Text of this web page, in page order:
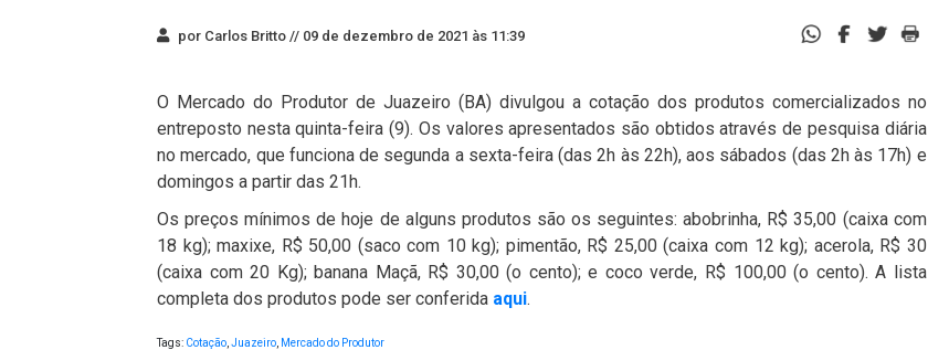
por Carlos Britto // 09 de dezembro de 2021 às 11:39
O Mercado do Produtor de Juazeiro (BA) divulgou a cotação dos produtos comercializados no
entreposto nesta quinta-feira (9). Os valores apresentados são obtidos através de pesquisa diária
no mercado, que funciona de segunda a sexta-feira (das 2h às 22h), aos sábados (das 2h às 17h) e
domingos a partir das 21h.
Os preços mínimos de hoje de alguns produtos são os seguintes: abobrinha, R$ 35,00 (caixa com
18 kg); maxixe, R$ 50,00 (saco com 10 kg); pimentão, R$ 25,00 (caixa com 12 kg); acerola, R$ 30
(caixa com 20 Kg); banana Maçã, R$ 30,00 (o cento); e coco verde, R$ 100,00 (o cento). A lista
completa dos produtos pode ser conferida aqui.
Tags: Cotação Juazeiro Mercado do Produtor